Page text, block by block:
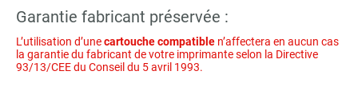
Garantie fabricant préservée :
L’utilisation d’unecartouche compatible n’affectera en aucun cas
la garantie du fabricant de votre imprimante selon la Directive
93/13/CEE du Conseil du 5 avril 1993.